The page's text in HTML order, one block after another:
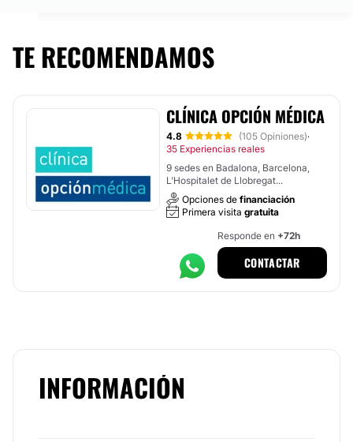
TE RECOMENDAMOS
CLÍNICA OPCIÓN MÉDICA
4.8 (105 Opiniones)·
35 Experiencias reales
9 sedes en Badalona, Barcelona,
L'Hospitalet de Llobregat...
Opciones de financiación
Primera visita gratuita
Responde en +72h
CONTACTAR
INFORMACIÓN